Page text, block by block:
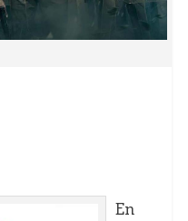
En